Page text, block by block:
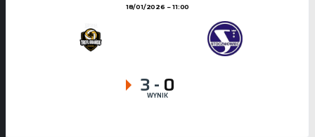
18/01/2026 11:00
3- 0
WYNIK